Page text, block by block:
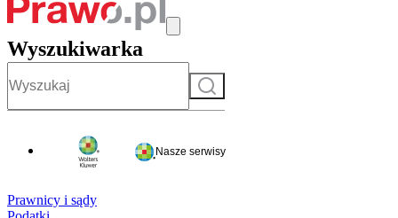
Wyszukiwarka
Szukaj
Nasze serwisy
Prawnicy i sądy